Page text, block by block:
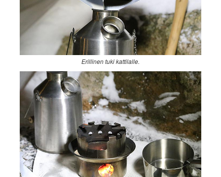
Erillinen tuki kattilalle.